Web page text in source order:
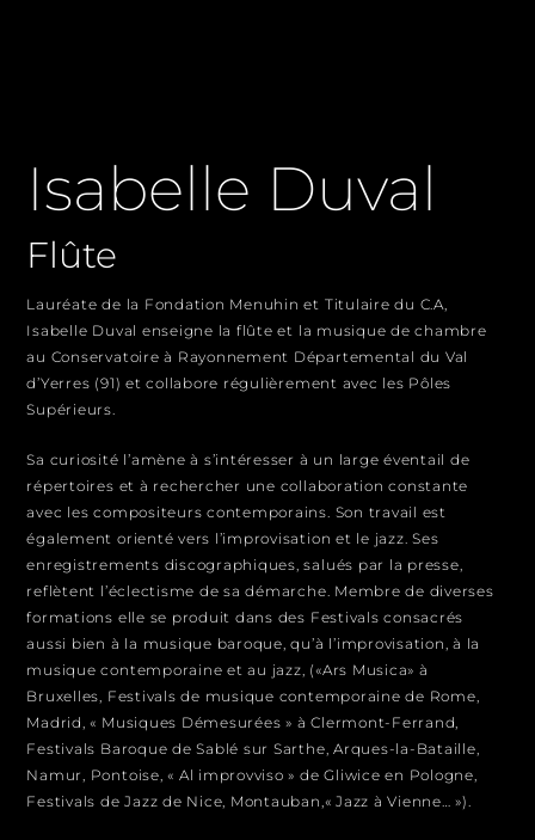
Isabelle Duval
Flûte
Lauréate de la Fondation Menuhin et Titulaire du C.A,
Isabelle Duval enseigne la flûte et la musique de chambre
au Conservatoire à Rayonnement Départemental du Val
d’Yerres (91) et collabore régulièrement avec les Pôles
Supérieurs.
Sa curiosité l’amène à s’intéresser à un large éventail de
répertoires et à rechercher une collaboration constante
avec les compositeurs contemporains. Son travail est
également orienté vers l’improvisation et le jazz. Ses
enregistrements discographiques, salués par la presse,
reflètent l’éclectisme de sa démarche. Membre de diverses
formations elle se produit dans des Festivals consacrés
aussi bien à la musique baroque, qu’à l’improvisation, à la
musique contemporaine et au jazz, («Ars Musica» à
Bruxelles, Festivals de musique contemporaine de Rome,
Madrid, « Musiques Démesurées » à Clermont-Ferrand,
Festivals Baroque de Sablé sur Sarthe, Arques-la-Bataille,
Namur, Pontoise, « Al improvviso » de Gliwice en Pologne,
Festivals de Jazz de Nice, Montauban,« Jazz à Vienne… »).